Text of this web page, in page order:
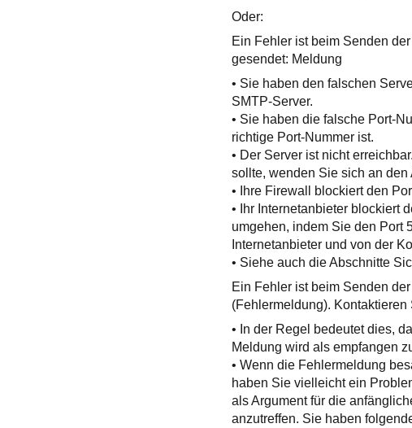
Oder:
Ein Fehler ist beim Senden
gesendet: Meldung
• Sie haben den falschen
SMTP-Server.
• Sie haben die falsche Port-
richtige Port-Nummer ist.
• Der Server ist nicht
sollte, wenden Sie sich an den
• Ihre Firewall blockiert den
• Ihr Internetanbieter blockiert
umgehen, indem Sie den Port
Internetanbieter und von der
• Siehe auch die Abschnitte
Ein Fehler ist beim Senden
(Fehlermeldung).
• In der Regel bedeutet dies,
Meldung wird als empfangen
• Wenn die Fehlermeldung
haben Sie vielleicht ein
als Argument für die
anzutreffen. Sie haben